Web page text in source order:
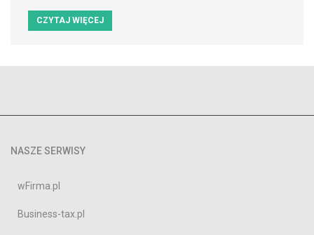
CZYTAJ WIĘCEJ
NASZE SERWISY
wFirma.pl
Business-tax.pl